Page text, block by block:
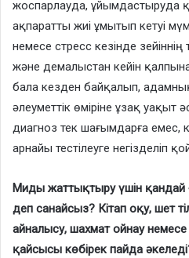
жоспарлауда, ұйымдастыруда
ақпаратты жиі ұмытып кетуі
немесе стресс кезінде
және демалыстан кейін
бала кезден байқалып,
әлеуметтік өміріне ұзақ уақыт
диагноз тек шағымдарға емес,
арнайы тестілеуге негізделіп
Миды жаттықтыру үшін қандай
деп санайсыз? Кітап оқу, шет
айналысу, шахмат ойнау немесе
қайсысы көбірек пайда